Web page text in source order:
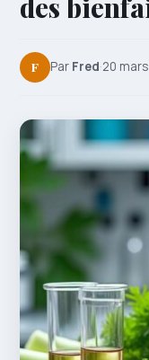
des
F Par Fred·20